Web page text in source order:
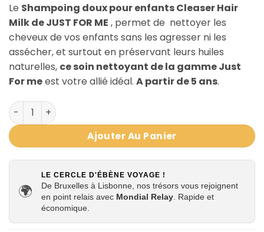
Le Shampoing doux pour enfants Cleaser Hair
Milk de JUST FOR ME , permet de nettoyer les
cheveux de vos enfants sans les agresser ni les
assécher, et surtout en préservant leurs huiles
naturelles, ce soin nettoyant de la gamme Just
For meest votre allié idéal. A partir de 5 ans.
quantité de Shampoing doux pour enfants Cleanser Hair
Ajouter Au Panier
🌍
LE CERCLE D'ÉBÈNE VOYAGE !
De Bruxelles à Lisbonne, nos trésors vous rejoignent
en point relais avec Mondial Relay . Rapide et
économique.